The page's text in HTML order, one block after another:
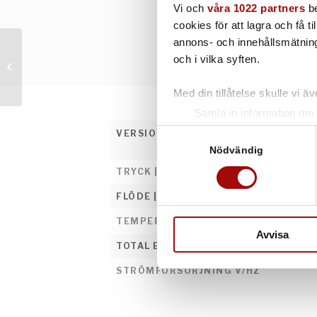
Vi och våra 1022 partners
cookies för att lagra och få
annons- och
och i vilka syften.
Med din tillåtelse skulle vi
Samla in information
Identifiera din enhet
Ta reda på mer om hur
eller dra tillbaka ditt
sociala medier och
till de sociala medier och
med annan information som
Nödvändig
Avvisa
VERSIONER
TRYCK | BAR
FLÖDE | LITER/MIN
TEMPERATUR | °C
TOTAL EFFEKT | KW - A
STRÖMFÖRSÖRJNING V/HZ